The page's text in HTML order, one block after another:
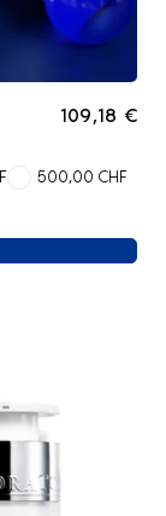
109,18 €
500,00 CHF